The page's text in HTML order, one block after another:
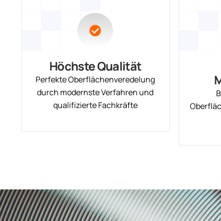
Höchste Qualität
Perfekte Oberflächenveredelung
durch modernste Verfahren und
qualifizierte Fachkräfte